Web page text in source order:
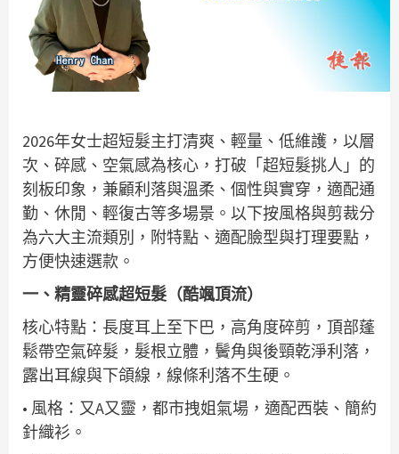
2026年女士超短髮主打清爽、輕量、低維護，以層
次、碎感、空氣感為核心，打破「超短髮挑人」的
刻板印象，兼顧利落與溫柔、個性與實穿，適配通
勤、休閒、輕復古等多場景。以下按風格與剪裁分
為六大主流類別，附特點、適配臉型與打理要點，
方便快速選款。
一、精靈碎感超短髮（酷颯頂流）
核心特點：長度耳上至下巴，高角度碎剪，頂部蓬
鬆帶空氣碎髮，髮根立體，鬢角與後頸乾淨利落，
露出耳線與下頜線，線條利落不生硬。
• 風格：又A又靈，都市拽姐氣場，適配西裝、簡約
針織衫。